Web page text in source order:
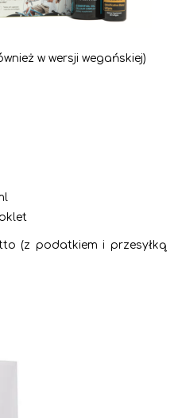
w wersji wegańskiej)
(z podatkiem i przesyłką